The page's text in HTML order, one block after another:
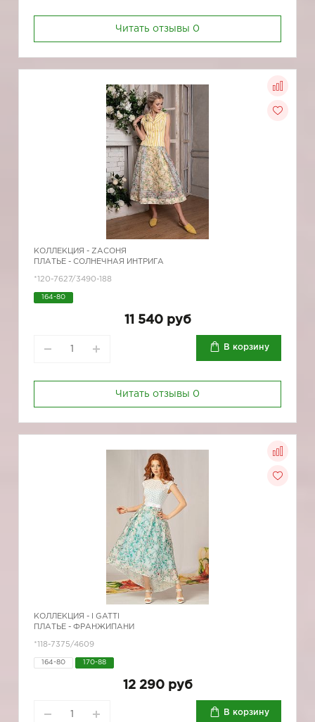
Читать отзывы 0
КОЛЛЕКЦИЯ - ZAСОНЯ
ПЛАТЬЕ - СОЛНЕЧНАЯ ИНТРИГА
*120-7627/3490-188
164-80
11 540 руб
В корзину
Читать отзывы 0
КОЛЛЕКЦИЯ -
I GATTI
ПЛАТЬЕ - ФРАНЖИПАНИ
*118-7375/4609
164-80 170-88
12 290 руб
В корзину